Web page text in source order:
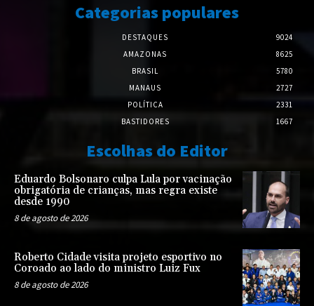
Categorias populares
DESTAQUES
9024
AMAZONAS
8625
BRASIL
5780
MANAUS
2727
POLÍTICA
2331
BASTIDORES
1667
Escolhas do Editor
Eduardo Bolsonaro culpa Lula por vacinação
obrigatória de crianças, mas regra existe
desde 1990
8 de agosto de 2026
Roberto Cidade visita projeto esportivo no
Coroado ao lado do ministro Luiz Fux
8 de agosto de 2026